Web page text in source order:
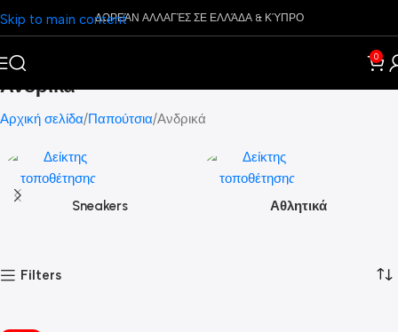
Skip to main contentΔΩΡΕΆΝ ΑΛΛΑΓΈΣ ΣΕ ΕΛΛΆΔΑ & ΚΎΠΡΟ
0
Ανδρικά
Αρχική σελίδα Παπούτσια Ανδρικά
Sneakers Αθλητικά
Filters